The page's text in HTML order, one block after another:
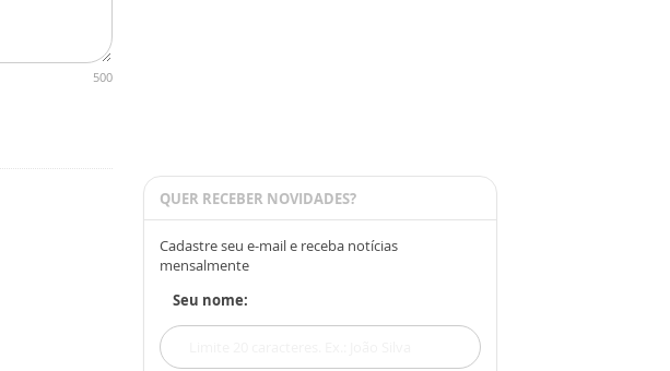
500
QUER RECEBER NOVIDADES?
Cadastre seu e-mail e receba notícias
mensalmente
Seu nome: